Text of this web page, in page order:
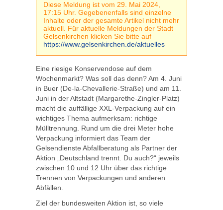
Diese Meldung ist vom 29. Mai 2024,
17:15 Uhr. Gegebenenfalls sind einzelne
Inhalte oder der gesamte Artikel nicht mehr
aktuell. Für aktuelle Meldungen der Stadt
Gelsenkirchen klicken Sie bitte auf
https://www.gelsenkirchen.de/aktuelles
Eine riesige Konservendose auf dem
Wochenmarkt? Was soll das denn? Am 4. Juni
in Buer (De-la-Chevallerie-Straße) und am 11.
Juni in der Altstadt (Margarethe-Zingler-Platz)
macht die auffällige XXL-Verpackung auf ein
wichtiges Thema aufmerksam: richtige
Mülltrennung. Rund um die drei Meter hohe
Verpackung informiert das Team der
Gelsendienste Abfallberatung als Partner der
Aktion „Deutschland trennt. Du auch?“ jeweils
zwischen 10 und 12 Uhr über das richtige
Trennen von Verpackungen und anderen
Abfällen.
Ziel der bundesweiten Aktion ist, so viele